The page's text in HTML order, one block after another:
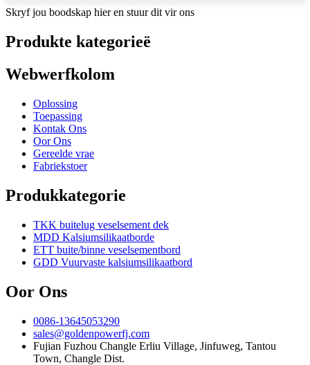
Skryf jou boodskap hier en stuur dit vir ons
Produkte kategorieë
Webwerfkolom
Oplossing
Toepassing
Kontak Ons
Oor Ons
Gereelde vrae
Fabriekstoer
Produkkategorie
TKK buitelug veselsement dek
MDD Kalsiumsilikaatborde
ETT buite/binne veselsementbord
GDD Vuurvaste kalsiumsilikaatbord
Oor Ons
0086-13645053290
sales@goldenpowerfj.com
Fujian Fuzhou Changle Erliu Village, Jinfuweg, Tantou
Town, Changle Dist.